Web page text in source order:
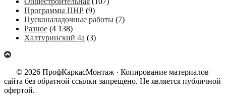
Программы ПНР (9)
Пусконаладочные работы (7)
Разное (4 138)
Халтуринский 4а (3)
© 2026 ПрофКаркасМонтаж · Копирование материалов
сайта без обратной ссылки запрещено. Не является публичной
офертой.